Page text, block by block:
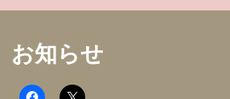
お知らせ